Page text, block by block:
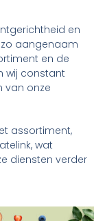
en
aangenaam
en de
wij constant
van onze
assortiment,
wat
diensten verder